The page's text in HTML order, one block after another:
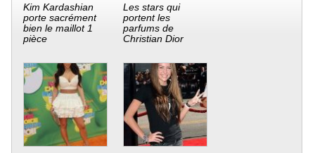
Kim Kardashian
porte sacrément
bien le maillot 1
pièce
Les stars qui
portent les
parfums de
Christian Dior